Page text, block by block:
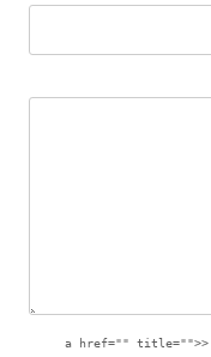
<a href="" title="">